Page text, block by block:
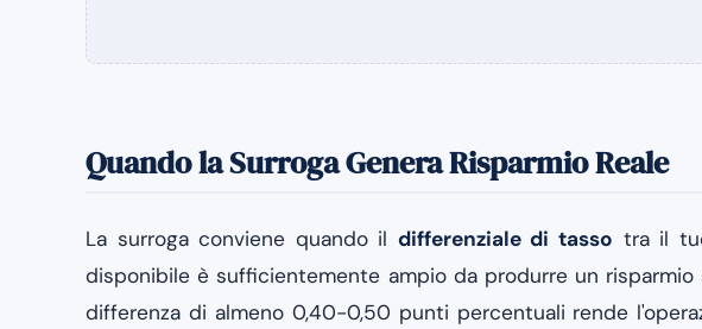
Quando la Surroga Genera Risparmio Reale
La surroga conviene quando il differenziale di tasso tra il
disponibile è sufficientemente ampio da produrre un risparmio
differenza di almeno 0,40-0,50 punti percentuali rende